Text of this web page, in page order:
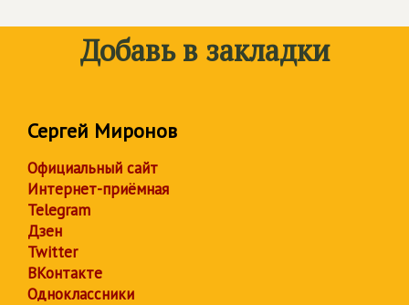
Добавь в закладки
Сергей Миронов
Официальный сайт
Интернет-приёмная
Telegram
Дзен
Twitter
ВКонтакте
Одноклассники